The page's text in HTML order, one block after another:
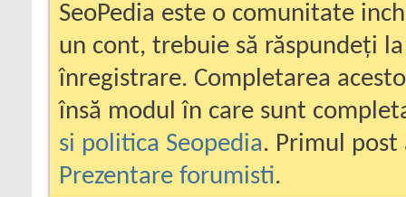
SeoPedia este o comunitate
un cont, trebuie să răspundeți
înregistrare. Completarea
însă modul în care sunt
si politica Seopedia. Primul
Prezentare forumisti.